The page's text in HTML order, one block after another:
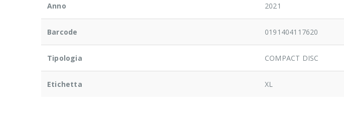
Anno 2021
Barcode 0191404117620
Tipologia COMPACT DISC
Etichetta XL